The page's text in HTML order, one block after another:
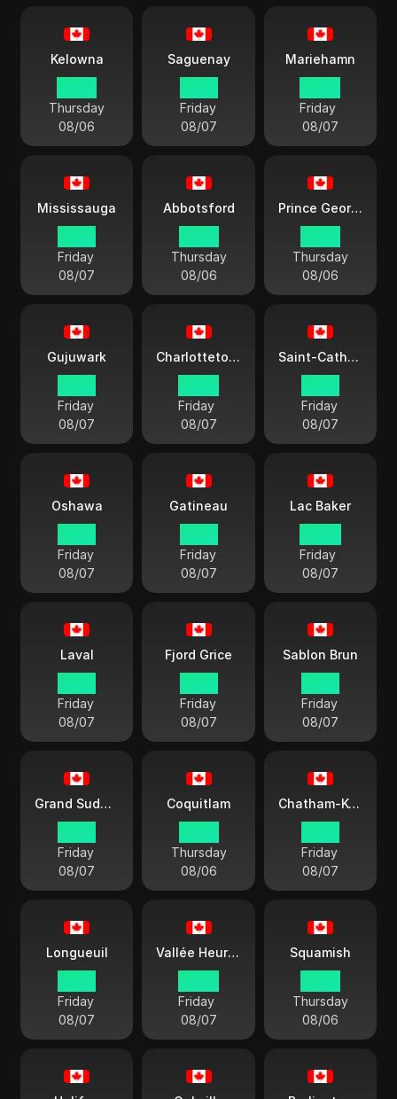
Kelowna
Thursday
08/06
Saguenay
Friday
08/07
Mariehamn
Friday
08/07
Mississauga
Friday
08/07
Abbotsford
Thursday
08/06
Prince George
Thursday
08/06
Gujuwark
Friday
08/07
Charlottetown
Friday
08/07
Saint-Catharines
Friday
08/07
Oshawa
Friday
08/07
Gatineau
Friday
08/07
Lac Baker
Friday
08/07
Laval
Friday
08/07
Fjord Grice
Friday
08/07
Sablon Brun
Friday
08/07
Grand Sudbury
Friday
08/07
Coquitlam
Thursday
08/06
Chatham-Kent
Friday
08/07
Longueuil
Friday
08/07
Vallée Heureuse Goose Bay
Friday
08/07
Squamish
Thursday
08/06